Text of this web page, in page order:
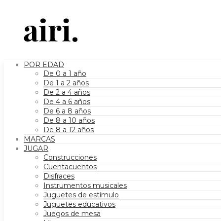
POR EDAD
De 0 a 1 año
De 1 a 2 años
De 2 a 4 años
De 4 a 6 años
De 6 a 8 años
De 8 a 10 años
De 8 a 12 años
MARCAS
JUGAR
Construcciones
Cuentacuentos
Disfraces
Instrumentos musicales
Juguetes de estímulo
Juguetes educativos
Juegos de mesa